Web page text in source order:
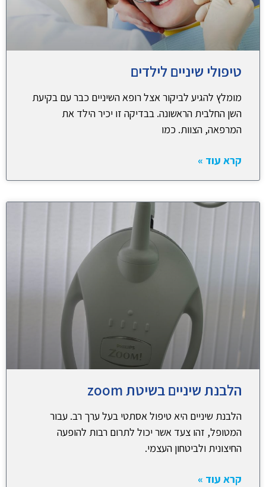
טיפולי שיניים לילדים
מומלץ להגיע לביקור אצל רופא השיניים כבר עם בקיעת
השן החלבית הראשונה. בבדיקה זו יכיר הילד את
המרפאה, הצוות. כמו
קרא עוד »
הלבנת שיניים בשיטת zoom
הלבנת שיניים היא טיפול אסתטי בעל ערך רב. עבור
המטופל, זהו צעד אשר יכול לתרום רבות להופעה
החיצונית ולביטחון העצמי.
קרא עוד »